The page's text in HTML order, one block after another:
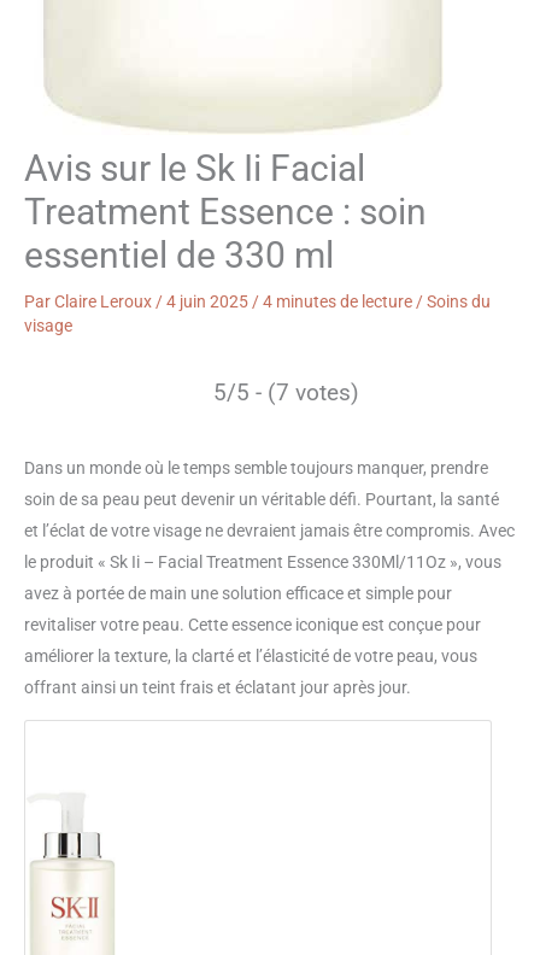
Avis sur le Sk Ii Facial
Treatment Essence : soin
essentiel de 330 ml
ParClaire Leroux /4 juin 2025 /4 minutes de lecture /Soins du
visage
5/5 - (7 votes)
Dans un monde où le temps semble toujours manquer, prendre
soin de sa peau peut devenir un véritable défi. Pourtant, la santé
et l’éclat de votre visage ne devraient jamais être compromis. Avec
le produit « Sk Ii – Facial Treatment Essence 330Ml/11Oz », vous
avez à portée de main une solution efficace et simple pour
revitaliser votre peau. Cette essence iconique est conçue pour
améliorer la texture, la clarté et l’élasticité de votre peau, vous
offrant ainsi un teint frais et éclatant jour après jour.